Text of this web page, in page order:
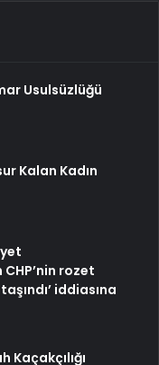
Usulsüzlüğü
Kalan Kadın
CHP’nin rozet
iddiasına
Kaçakçılığı